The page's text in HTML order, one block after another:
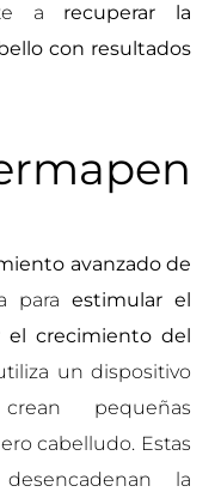
a recuperar la
con resultados
avanzado de
para estimular el
el crecimiento del
un dispositivo
pequeñas
cabelludo. Estas
la